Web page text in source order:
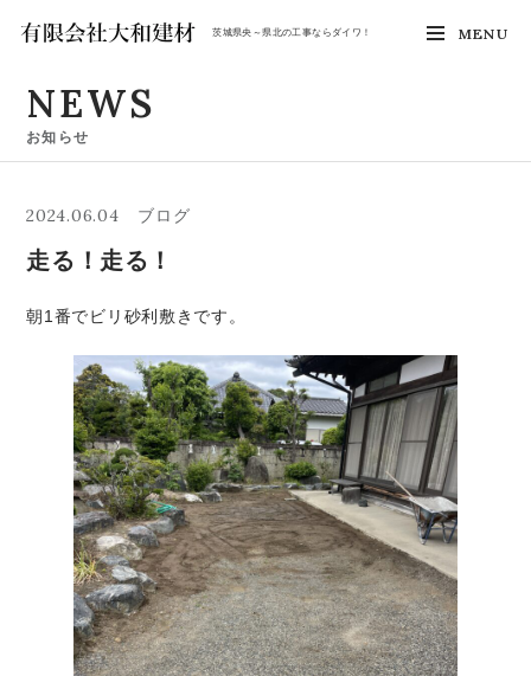
茨城県央～県北の工事ならダイワ！ MENU
NEWS
お知らせ
2024.06.04 ブログ
走る！走る！
朝1番でビリ砂利敷きです。